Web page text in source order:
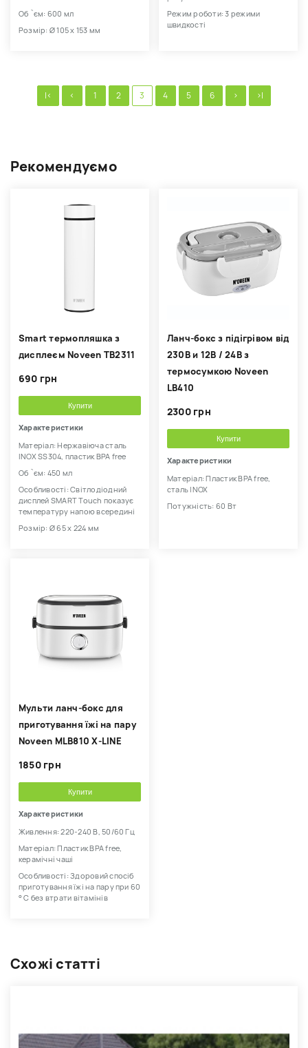
Об `єм: 600 мл
Розмір: Ø 105 x 153 мм
Режим роботи: 3 режими
швидкості
|< < 1 2 3 4 5 6 > >|
Рекомендуємо
Smart термопляшка з
дисплеєм Noveen TB2311
690 грн
Купити
Характеристики
Матеріал: Нержавіюча сталь
INOX SS304, пластик BPA free
Об `єм: 450 мл
Особливості: Світлодіодний
дисплей SMART Touch показує
температуру напою всередині
Розмір: Ø 65 x 224 мм
Ланч-бокс з підігрівом від
230В и 12В / 24В з
термосумкою Noveen
LB410
2300 грн
Купити
Характеристики
Матеріал: Пластик BPA free,
сталь INOX
Потужність: 60 Вт
Мульти ланч-бокс для
приготування їжі на пару
Noveen MLB810 X-LINE
1850 грн
Купити
Характеристики
Живлення: 220-240 В, 50/60 Гц
Матеріал: Пластик BPA free,
керамічні чаші
Особливості: Здоровий спосіб
приготування їжі на пару при 60
° С без втрати вітамінів
Схожі статті